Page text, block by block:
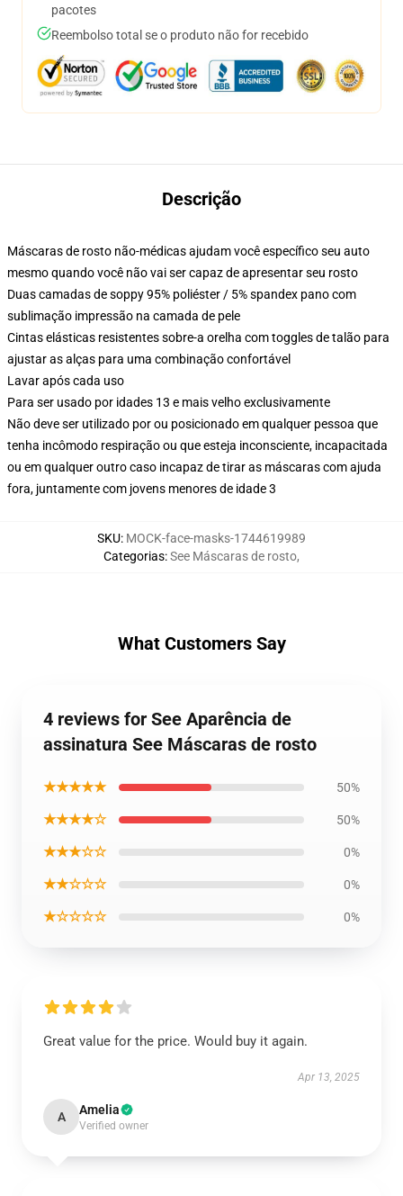
pacotes
Reembolso total se o produto não for recebido
Descrição
Máscaras de rosto não-médicas ajudam você específico seu auto
mesmo quando você não vai ser capaz de apresentar seu rosto
Duas camadas de soppy 95% poliéster / 5% spandex pano com
sublimação impressão na camada de pele
Cintas elásticas resistentes sobre-a orelha com toggles de talão para
ajustar as alças para uma combinação confortável
Lavar após cada uso
Para ser usado por idades 13 e mais velho exclusivamente
Não deve ser utilizado por ou posicionado em qualquer pessoa que
tenha incômodo respiração ou que esteja inconsciente, incapacitada
ou em qualquer outro caso incapaz de tirar as máscaras com ajuda
fora, juntamente com jovens menores de idade 3
SKU: MOCK-face-masks-1744619989
Categorias:See Máscaras de rosto,
What Customers Say
4 reviews for See Aparência de
assinatura See Máscaras de rosto
★★★★★ 50%
★★★★☆ 50%
★★★☆☆ 0%
★★☆☆☆ 0%
★☆☆☆☆ 0%
Great value for the price. Would buy it again.
Apr 13, 2025
A Amelia
Verified owner